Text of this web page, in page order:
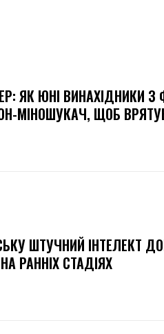
ЯК ЮНІ ВИНАХІДНИКИ З
МІНОШУКАЧ, ЩОБ
ШТУЧНИЙ ІНТЕЛЕКТ
РАННІХ СТАДІЯХ